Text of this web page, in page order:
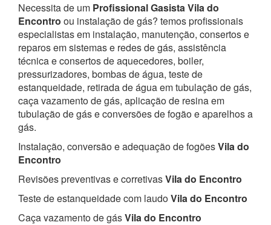
Necessita de um Profissional Gasista Vila do
Encontro ou instalação de gás? temos profissionais
especialistas em instalação, manutenção, consertos e
reparos em sistemas e redes de gás, assistência
técnica e consertos de aquecedores, boiler,
pressurizadores, bombas de água, teste de
estanqueidade, retirada de água em tubulação de gás,
caça vazamento de gás, aplicação de resina em
tubulação de gás e conversões de fogão e aparelhos a
gás.
Instalação, conversão e adequação de fogõesVila do
Encontro
Revisões preventivas e corretivasVila do Encontro
Teste de estanqueidade com laudoVila do Encontro
Caça vazamento de gásVila do Encontro